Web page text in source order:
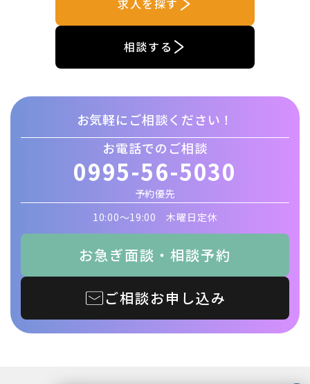
求人を探す
相談する
お気軽にご相談ください！
お電話でのご相談
0995-56-5030
予約優先
10:00〜19:00 木曜日定休
お急ぎ面談・相談予約
ご相談お申し込み